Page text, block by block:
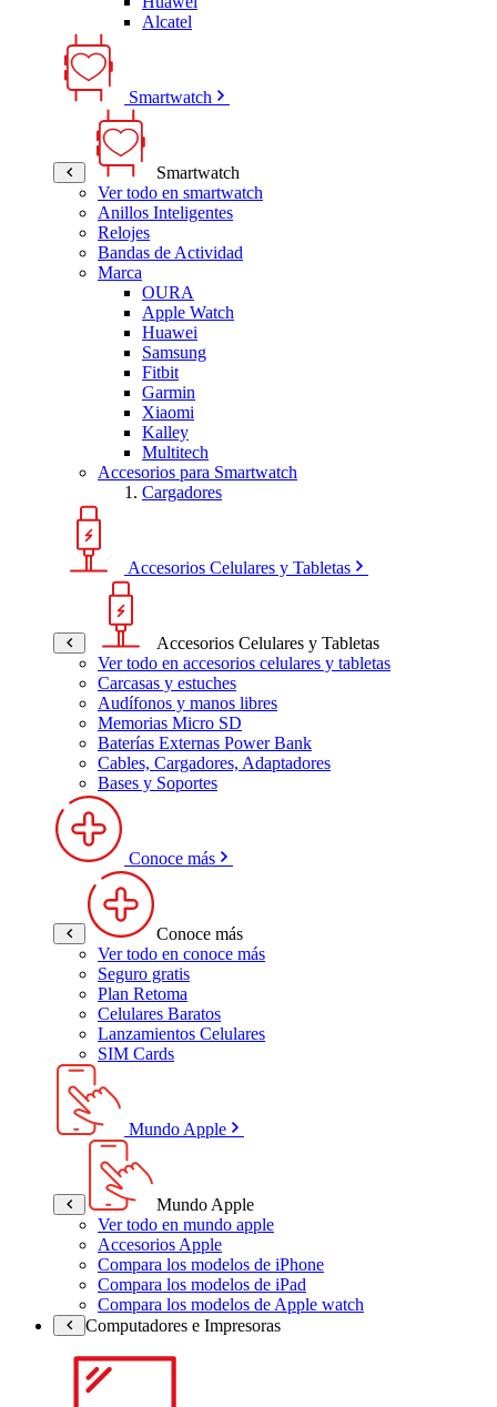
Alcatel
Smartwatch
Smartwatch
Ver todo en smartwatch
Anillos Inteligentes
Relojes
Bandas de Actividad
Marca
OURA
Apple Watch
Huawei
Samsung
Fitbit
Garmin
Xiaomi
Kalley
Multitech
Accesorios para Smartwatch
Cargadores
Accesorios Celulares y Tabletas
Accesorios Celulares y Tabletas
Ver todo en accesorios celulares y tabletas
Carcasas y estuches
Audífonos y manos libres
Memorias Micro SD
Baterías Externas Power Bank
Cables, Cargadores, Adaptadores
Bases y Soportes
Conoce más
Conoce más
Ver todo en conoce más
Seguro gratis
Plan Retoma
Celulares Baratos
Lanzamientos Celulares
SIM Cards
Mundo Apple
Mundo Apple
Ver todo en mundo apple
Accesorios Apple
Compara los modelos de iPhone
Compara los modelos de iPad
Compara los modelos de Apple watch
Computadores e Impresoras